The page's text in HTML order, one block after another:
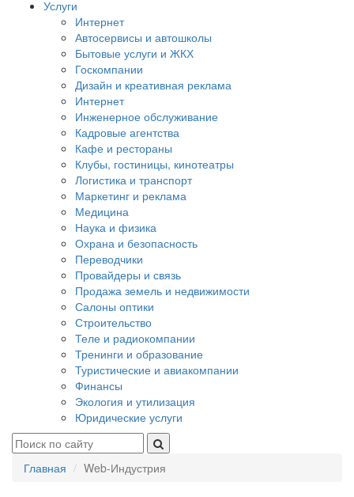
Услуги
Интернет
Автосервисы и автошколы
Бытовые услуги и ЖКХ
Госкомпании
Дизайн и креативная реклама
Интернет
Инженерное обслуживание
Кадровые агентства
Кафе и рестораны
Клубы, гостиницы, кинотеатры
Логистика и транспорт
Маркетинг и реклама
Медицина
Наука и физика
Охрана и безопасность
Переводчики
Провайдеры и связь
Продажа земель и недвижимости
Салоны оптики
Строительство
Теле и радиокомпании
Тренинги и образование
Туристические и авиакомпании
Финансы
Экология и утилизация
Юридические услуги
Главная Web-Индустрия